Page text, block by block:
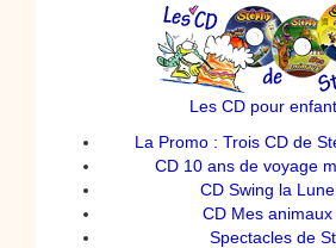
Les CD pour
La Promo : Trois CD de
CD 10 ans de voyage
CD Swing la
CD Mes
Spectacles de